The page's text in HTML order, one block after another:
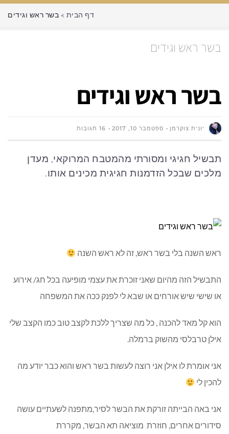
דף הבית » בשר ראש וגידים
בשר ראש וגידים
בשר ראש וגידים
יונית צוקרמן ספטמבר 10, 2017 16 תגובות
תבשיל חגיגי ומסורתי מהמטבח המרוקאי, מעדן
מלכים שבכל הזדמנות חגיגית מכינים אותו.
ראש השנה בלי בשר ראש, זה לא ראש השנה
התבשיל הזה מהיום שאני זוכרת את עצמי מופיעה בכל חג/ אירוע
או שישי שיש אורחים או שבא לי לפנק ככה את המשפחה
הוא קל מאד להכנה , כל מה שצריך ללכת לקצב טוב כמו הקצב שלי
אילן טרבלסי מהשוק ברמלה.
אני אומרת לו אילן אני רוצה לעשות בשר ראש והוא כבר יודע מה
להכין לי
אני באה הבייתה זורקת את הבשר לסיר,מתפנה לשעתיים עושה
סידורים אחרים, חוזרת מוציאה תא הבשר, מקררת